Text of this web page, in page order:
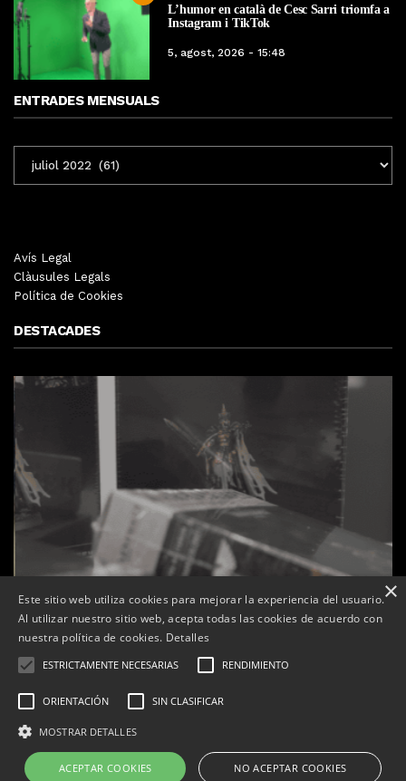
L’humor en català de Cesc Sarri triomfa a
Instagram i TikTok
5, agost, 2026 - 15:48
ENTRADES MENSUALS
MENSUALS
Avís Legal
Clàusules Legals
Política de Cookies
DESTACADES
de referència de Warhammer a Lleida
Per Tàrrega Televisió 22, abril, 2026 - 08:10
×
Este sitio web utiliza cookies para mejorar la experiencia del usuario.
Al utilizar nuestro sitio web, acepta todas las cookies de acuerdo con
nuestra política de cookies. Detalles
ESTRICTAMENTE NECESARIAS RENDIMIENTO
ORIENTACIÓN SIN CLASIFICAR
MOSTRAR DETALLES
ACEPTAR COOKIES NO ACEPTAR COOKIES